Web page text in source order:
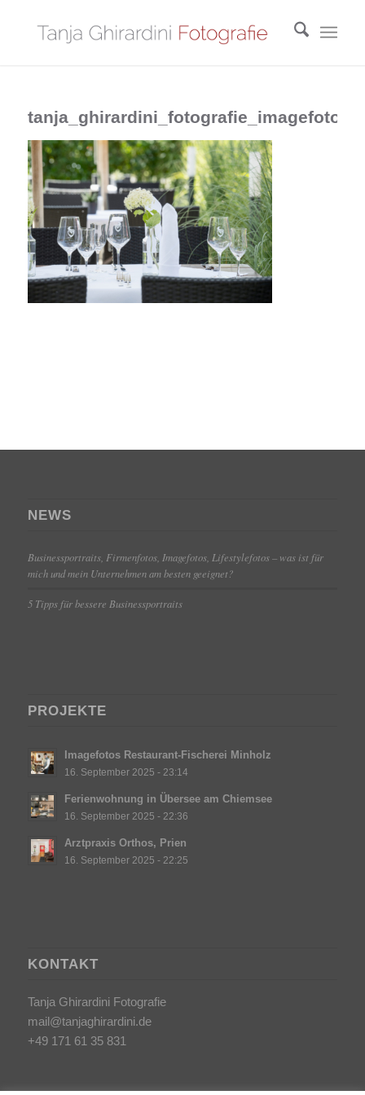
NEWS
Businessportraits, Firmenfotos, Imagefotos, Lifestylefotos – was ist für
mich und mein Unternehmen am besten geeignet?
5 Tipps für bessere Businessportraits
PROJEKTE
Imagefotos Restaurant-Fischerei Minholz
16. September 2025 - 23:14
Ferienwohnung in Übersee am Chiemsee
16. September 2025 - 22:36
Arztpraxis Orthos, Prien
16. September 2025 - 22:25
KONTAKT
Tanja Ghirardini Fotografie
mail@tanjaghirardini.de
+49 171 61 35 831